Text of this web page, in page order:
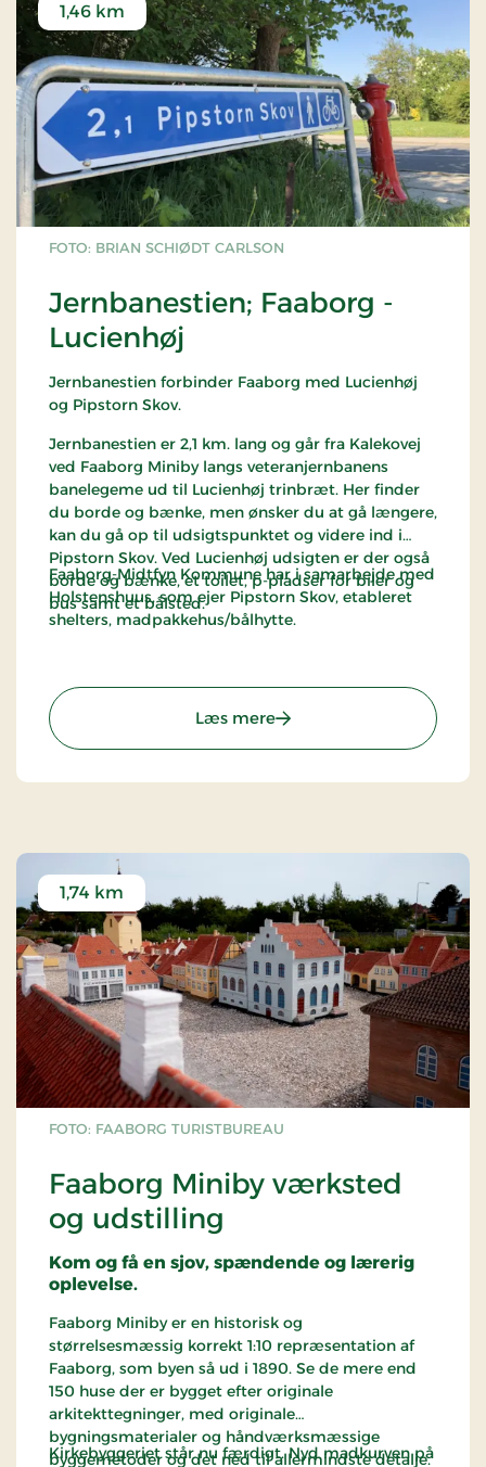
FOTO: BRIAN SCHIØDT CARLSON
Jernbanestien; Faaborg -
Lucienhøj
1,46 km
Jernbanestien forbinder Faaborg med Lucienhøj
og Pipstorn Skov.
Jernbanestien er 2,1 km. lang og går fra Kalekovej
ved Faaborg Miniby langs veteranjernbanens
banelegeme ud til Lucienhøj trinbræt. Her finder
du borde og bænke, men ønsker du at gå længere,
kan du gå op til udsigtspunktet og videre ind i
Pipstorn Skov. Ved Lucienhøj udsigten er der også
borde og bænke, et toilet, p-pladser for biler og
bus samt et bålsted.
Faaborg-Midtfyn Kommune har i samarbejde med
Holstenshuus, som ejer Pipstorn Skov, etableret
shelters, madpakkehus/bålhytte.
Læs mere: Jernbanestien; Faaborg
FOTO: FAABORG TURISTBUREAU
Faaborg Miniby værksted
og udstilling
1,74 km
Kom og få en sjov, spændende og lærerig
oplevelse.
Faaborg Miniby er en historisk og
størrelsesmæssig korrekt 1:10 repræsentation af
Faaborg, som byen så ud i 1890. Se de mere end
150 huse der er bygget efter originale
arkitekttegninger, med originale
bygningsmaterialer og håndværksmæssige
byggemetoder og det ned til allermindste detalje.
Kirkebyggeriet står nu færdigt. Nyd madkurven på